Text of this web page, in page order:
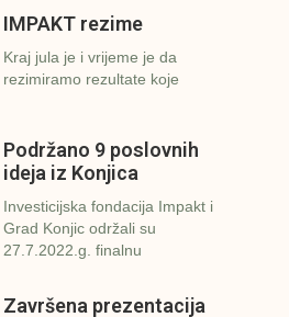
IMPAKT rezime
Kraj jula je i vrijeme je da
rezimiramo rezultate koje
Podržano 9 poslovnih
ideja iz Konjica
Investicijska fondacija Impakt i
Grad Konjic održali su
27.7.2022.g. finalnu
Završena prezentacija